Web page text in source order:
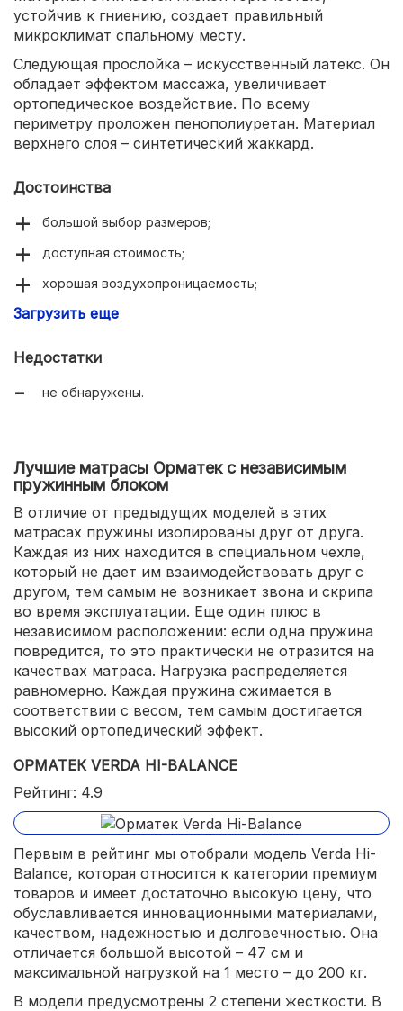
устойчив к гниению, создает правильный
микроклимат спальному месту.
Следующая прослойка – искусственный латекс. Он
обладает эффектом массажа, увеличивает
ортопедическое воздействие. По всему
периметру проложен пенополиуретан. Материал
верхнего слоя – синтетический жаккард.
Достоинства
большой выбор размеров;
доступная стоимость;
хорошая воздухопроницаемость;
устойчив к появлению плесени, грибка, клещей;
Загрузить еще
Недостатки
не обнаружены.
Лучшие матрасы Орматек с независимым
пружинным блоком
В отличие от предыдущих моделей в этих
матрасах пружины изолированы друг от друга.
Каждая из них находится в специальном чехле,
который не дает им взаимодействовать друг с
другом, тем самым не возникает звона и скрипа
во время эксплуатации. Еще один плюс в
независимом расположении: если одна пружина
повредится, то это практически не отразится на
качествах матраса. Нагрузка распределяется
равномерно. Каждая пружина сжимается в
соответствии с весом, тем самым достигается
высокий ортопедический эффект.
ОРМАТЕК VERDA HI-BALANCE
Рейтинг: 4.9
Первым в рейтинг мы отобрали модель Verda Hi-
Balance, которая относится к категории премиум
товаров и имеет достаточно высокую цену, что
обуславливается инновационными материалами,
качеством, надежностью и долговечностью. Она
отличается большой высотой – 47 см и
максимальной нагрузкой на 1 место – до 200 кг.
В модели предусмотрены 2 степени жесткости. В